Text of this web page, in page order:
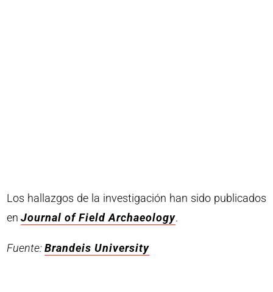
Los hallazgos de la investigación han sido publicados
enJournal of Field Archaeology.
Fuente:Brandeis University